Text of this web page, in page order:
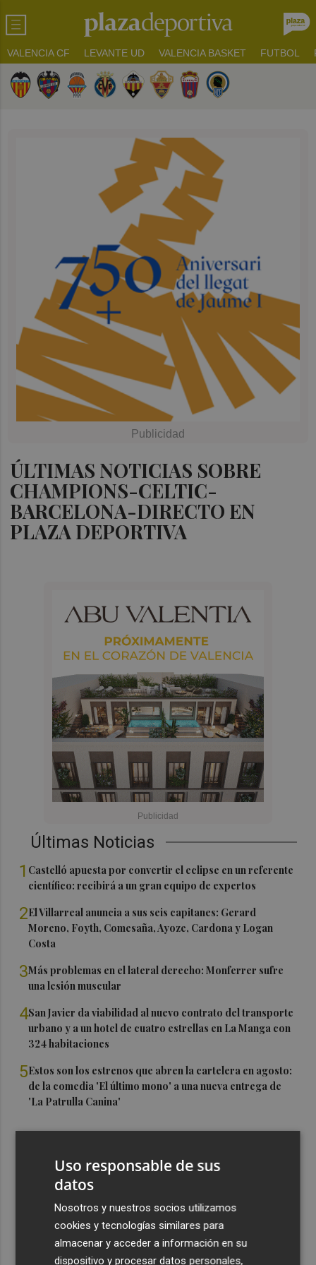
VALENCIA CF LEVANTE UD VALENCIA BASKET FUTBOL
ÚLTIMAS NOTICIAS SOBRE
CHAMPIONS-CELTIC-
BARCELONA-DIRECTO EN
PLAZA DEPORTIVA
Últimas Noticias
1 Castelló apuesta por convertir el eclipse en un referente
científico: recibirá a un gran equipo de expertos
2El Villarreal anuncia a sus seis capitanes: Gerard
Moreno, Foyth, Comesaña, Ayoze, Cardona y Logan
Costa
3Más problemas en el lateral derecho: Monferrer sufre
una lesión muscular
4San Javier da viabilidad al nuevo contrato del transporte
urbano y a un hotel de cuatro estrellas en La Manga con
324 habitaciones
5Estos son los estrenos que abren la cartelera en agosto:
de la comedia 'El último mono' a una nueva entrega de
'La Patrulla Canina'
Uso responsable de sus
datos
Nosotros y nuestros socios utilizamos
cookies y tecnologías similares para
almacenar y acceder a información en su
dispositivo y procesar datos personales,